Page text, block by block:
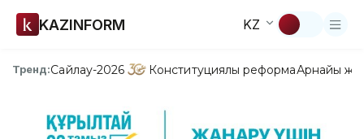
KAZINFORM KZ
Тренд:Сайлау-2026 Конституциялық реформаАрнайы